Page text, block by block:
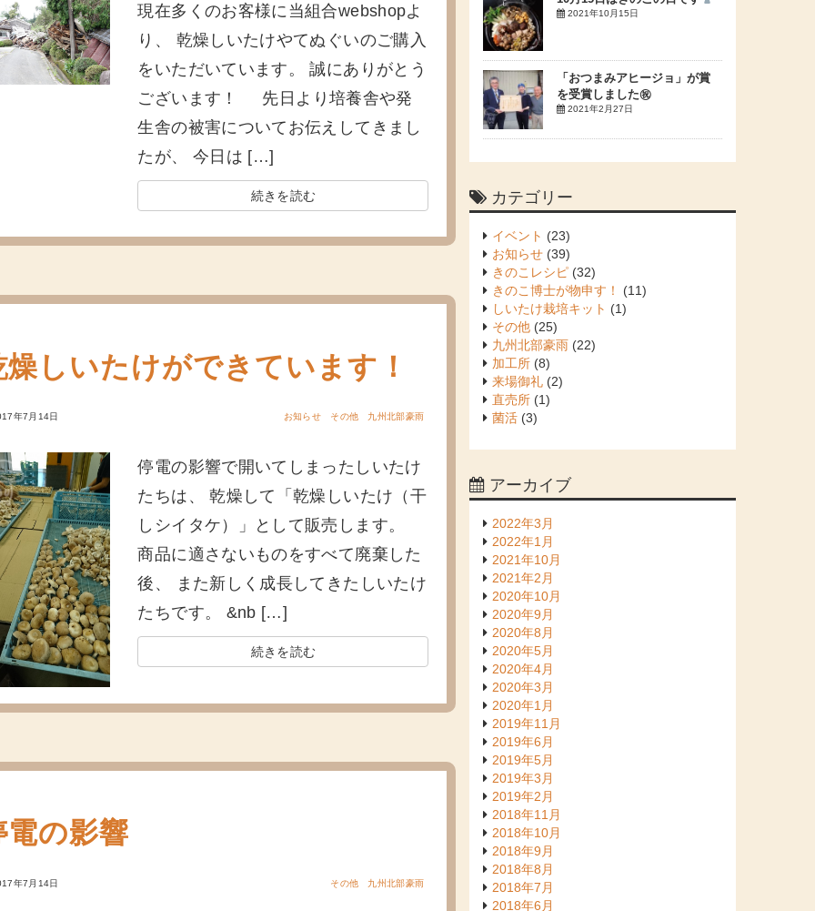
現在多くのお客様に当組合webshopよ
り、 乾燥しいたけやてぬぐいのご購入
をいただいています。 誠にありがとう
ございます！ 先日より培養舎や発
生舎の被害についてお伝えしてきまし
たが、 今日は […]
続きを読む
燥しいたけができています！
年7月14日 お知らせ その他 九州北部豪雨
停電の影響で開いてしまったしいたけ
たちは、 乾燥して「乾燥しいたけ（干
しシイタケ）」として販売します。
商品に適さないものをすべて廃棄した
後、 また新しく成長してきたしいたけ
たちです。 &nb […]
続きを読む
電の影響
年7月14日 その他 九州北部豪雨
2021年10月15日
「おつまみアヒージョ」が賞
を受賞しました㊗
2021年2月27日
カテゴリー
イベント (23)
お知らせ (39)
きのこレシピ (32)
きのこ博士が物申す！
(11)
しいたけ栽培キット (1)
その他 (25)
九州北部豪雨 (22)
加工所 (8)
来場御礼 (2)
直売所 (1)
菌活 (3)
アーカイブ
2022年3月
2022年1月
2021年10月
2021年2月
2020年10月
2020年9月
2020年8月
2020年5月
2020年4月
2020年3月
2020年1月
2019年11月
2019年6月
2019年5月
2019年3月
2019年2月
2018年11月
2018年10月
2018年9月
2018年8月
2018年7月
2018年6月